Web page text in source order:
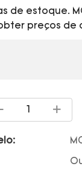
de estoque.
preços